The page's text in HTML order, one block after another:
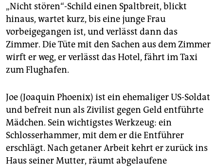
„Nicht stören“-Schild einen Spaltbreit, blickt
hinaus, wartet kurz, bis eine junge Frau
vorbeigegangen ist, und verlässt dann das
Zimmer. Die Tüte mit den Sachen aus dem Zimmer
wirft er weg, er verlässt das Hotel, fährt im Taxi
zum Flughafen.
Joe (Joaquin Phoenix) ist ein ehemaliger US-Soldat
und befreit nun als Zivilist gegen Geld entführte
Mädchen. Sein wichtigstes Werkzeug: ein
Schlosserhammer, mit dem er die Entführer
erschlägt. Nach getaner Arbeit kehrt er zurück ins
Haus seiner Mutter, räumt abgelaufene